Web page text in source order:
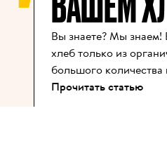
Вы знаете? Мы
хлеб только из
большого
сокращений, без
Прочитать статью